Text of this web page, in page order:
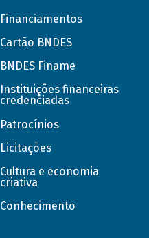
Financiamentos
Cartão BNDES
BNDES Finame
Instituições financeiras
credenciadas
Patrocínios
Licitações
Cultura e economia
criativa
Conhecimento